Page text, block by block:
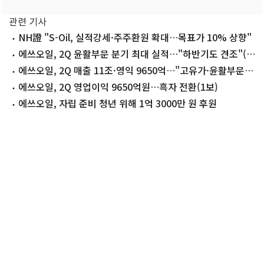
관련 기사
NH證 "S-Oil, 실적강세·주주환원 확대…목표가 10% 상향"
에쓰오일, 2Q 윤활부문 분기 최대 실적…"하반기도 견조"(종
합2보)
에쓰오일, 2Q 매출 11조·영익 9650억…"고유가·윤활부문
호재"(종합)
에쓰오일, 2Q 영업이익 9650억원…흑자 전환(1보)
에쓰오일, 자립 준비 청년 위해 1억 3000만 원 후원